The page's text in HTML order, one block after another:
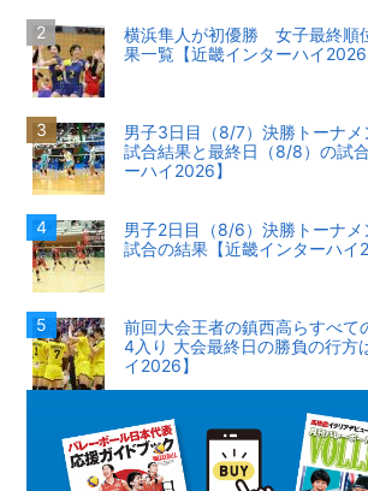
横浜隼人が初優勝 女子最終順
果一覧【近畿インターハイ2026
男子3日目（8/7）決勝トーナ
試合結果と最終日（8/8）の試
ーハイ2026】
男子2日目（8/6）決勝トーナメ
試合の結果【近畿インターハイ
前回大会王者の鎮西高らすべて
4入り 大会最終日の勝負の行方
イ2026】